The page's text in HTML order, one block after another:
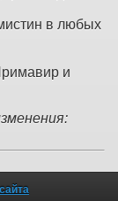
в любых
и